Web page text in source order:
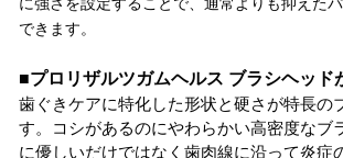
に強さを設定することで、通常よりも抑えた
できます。
■プロリザルツガムヘルス ブラシヘッド
歯ぐきケアに特化した形状と硬さが特長の
す。コシがあるのにやわらかい高密度なブ
に優しいだけではなく歯肉線に沿って炎症